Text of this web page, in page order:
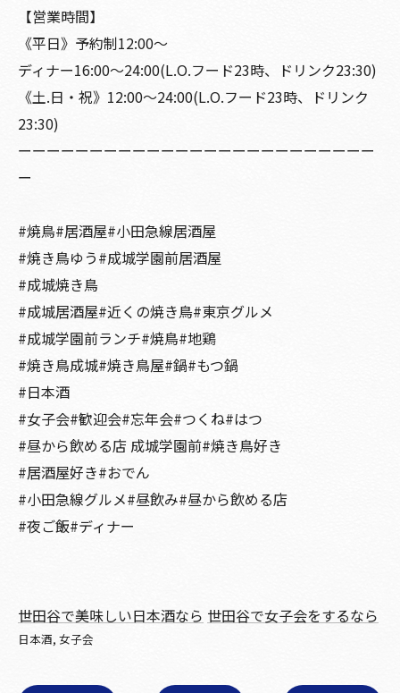
【営業時間】
《平日》予約制12:00〜
ディナー16:00〜24:00(L.O.フード23時、ドリンク23:30)
《土.日・祝》12:00〜24:00(L.O.フード23時、ドリンク
23:30)
ーーーーーーーーーーーーーーーーーーーーーーーーー
ー
#焼鳥#居酒屋#小田急線居酒屋
#焼き鳥ゆう#成城学園前居酒屋
#成城焼き鳥
#成城居酒屋#近くの焼き鳥#東京グルメ
#成城学園前ランチ#焼鳥#地鶏
#焼き鳥成城#焼き鳥屋#鍋#もつ鍋
#日本酒
#女子会#歓迎会#忘年会#つくね#はつ
#昼から飲める店 成城学園前#焼き鳥好き
#居酒屋好き#おでん
#小田急線グルメ#昼飲み#昼から飲める店
#夜ご飯#ディナー
世田谷で美味しい日本酒なら 世田谷で女子会をするなら
日本酒 女子会